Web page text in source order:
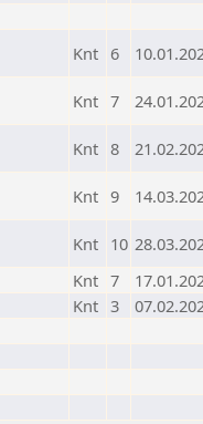
Knt 6
Knt 7
Knt 8
Knt 9
Knt 10
Knt 7
Knt 3